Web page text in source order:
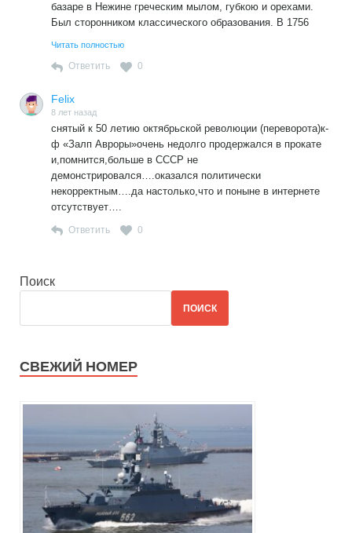
базаре в Нежине греческим мылом, губкою и орехами.
Был сторонником классического образования. В 1756
Но они, эти правители, с Вами не согласны, что нельзя
очереди нельзя быть «сегодня патриотом, а завтра
проходимцем»».
У них же это получается уже 276 лет подряд!
И ничего!
Всё у них тип-топ и никаких гвоздей!
Читать полностью
Ответить 0
Felix
8 лет назад
снятый к 50 летию октябрьской революции (переворота)к-
ф «Залп Авроры»очень недолго продержался в прокате
и,помнится,больше в СССР не
демонстрировался….оказался политически
некорректным….да настолько,что и поныне в интернете
отсутствует….
Ответить 0
Поиск
ПОИСК
СВЕЖИЙ НОМЕР